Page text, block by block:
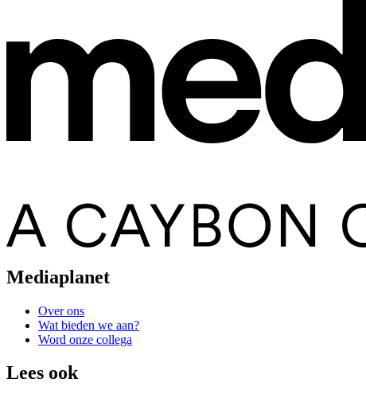
Mediaplanet
Over ons
Wat bieden we aan?
Word onze collega
Lees ook